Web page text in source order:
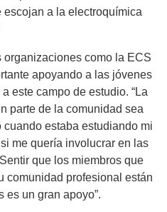
a la electroquímica
organizaciones como la ECS
apoyando a las jóvenes
este campo de estudio. “La
parte de la comunidad sea
cuando estaba estudiando mi
me quería involucrar en las
que los miembros que
comunidad profesional están
es un gran apoyo”.